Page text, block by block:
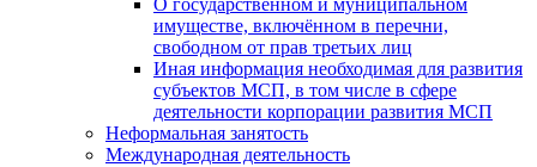
О государственном и муниципальном
имуществе, включённом в перечни,
свободном от прав третьих лиц
Иная информация необходимая для развития
субъектов МСП, в том числе в сфере
деятельности корпорации развития МСП
Неформальная занятость
Международная деятельность